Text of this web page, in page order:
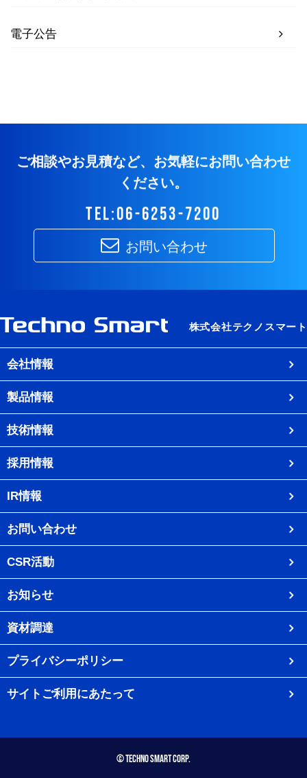
電子公告
ご相談やお見積など、お気軽にお問い合わせ
ください。
tel:06-6253-7200
お問い合わせ
会社情報
製品情報
技術情報
採用情報
IR情報
お問い合わせ
CSR活動
お知らせ
資材調達
プライバシーポリシー
サイトご利用にあたって
© Techno Smart Corp.